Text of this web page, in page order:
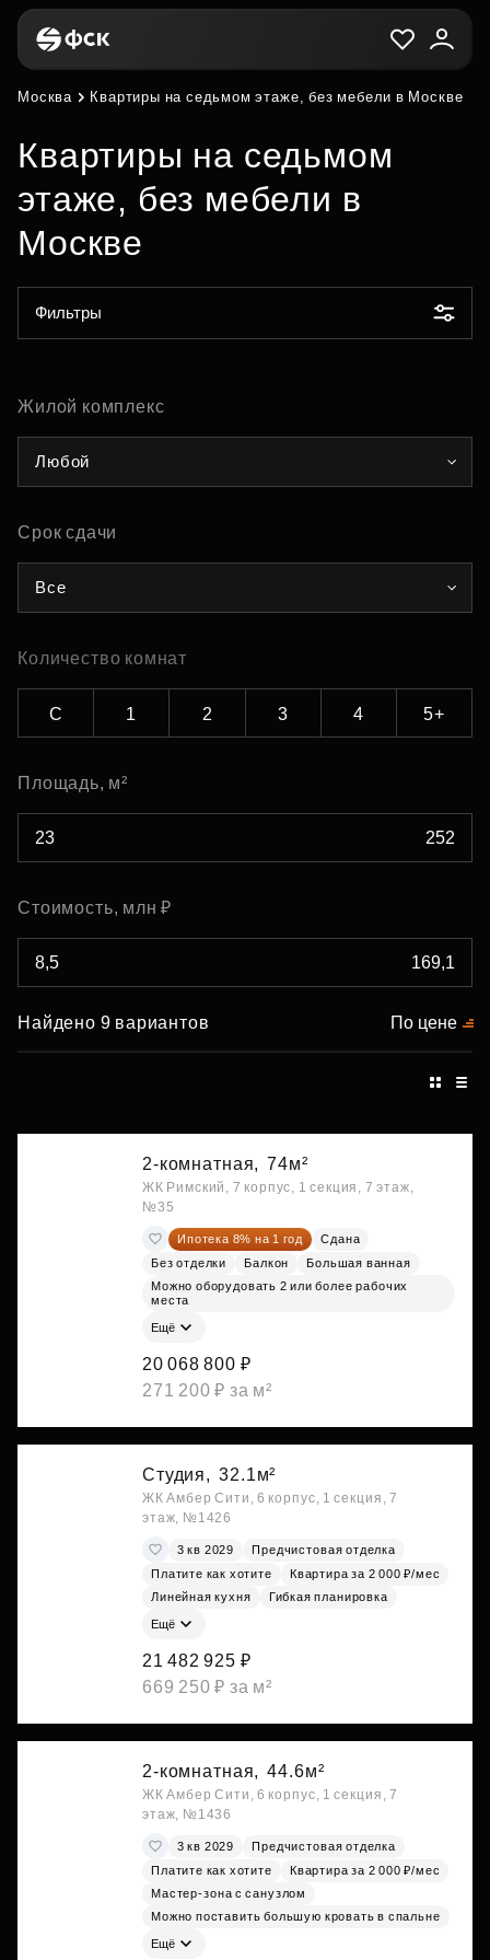
Москва Квартиры на седьмом этаже, без мебели в Москве
Квартиры на седьмом
этаже, без мебели в
Москве
Фильтры
Жилой комплекс
Любой
Срок сдачи
Все
Количество комнат
С 1 2 3 4 5+
Площадь, м²
Стоимость, млн ₽
Найдено 9 вариантов По цене
2-комнатная, 74м²
ЖК Римский, 7 корпус, 1 секция, 7 этаж,
№35
Ипотека 8% на 1 год
Сдана
Без отделки
Балкон
Большая ванная
Можно оборудовать 2 или более рабочих
места
Ещё
20 068 800 ₽
271 200 ₽ за м²
Студия, 32.1м²
ЖК Амбер Сити, 6 корпус, 1 секция, 7
этаж, №1426
3 кв 2029
Предчистовая отделка
Платите как хотите
Квартира за 2 000 ₽/мес
Линейная кухня
Гибкая планировка
Ещё
21 482 925 ₽
669 250 ₽ за м²
2-комнатная, 44.6м²
ЖК Амбер Сити, 6 корпус, 1 секция, 7
этаж, №1436
3 кв 2029
Предчистовая отделка
Платите как хотите
Квартира за 2 000 ₽/мес
Мастер-зона с санузлом
Можно поставить большую кровать в спальне
Ещё